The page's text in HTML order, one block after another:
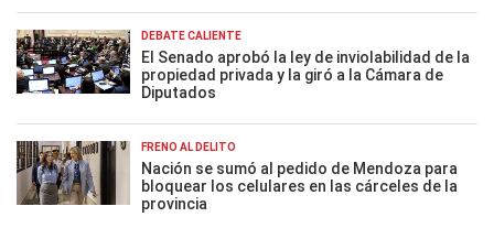
DEBATE CALIENTE
El Senado aprobó la ley de inviolabilidad de la
propiedad privada y la giró a la Cámara de
Diputados
FRENO AL DELITO
Nación se sumó al pedido de Mendoza para
bloquear los celulares en las cárceles de la
provincia